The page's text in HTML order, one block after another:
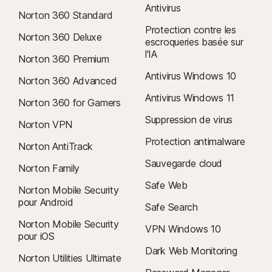
l'avance un e-mail indiquant le prix du renouvellement.
Les prix de renouvellement
initial et sont susceptibles d'être modifiés. Vous pouvez annuler le
dansvotre compteou en
nous contactant ici .
Annulation et remboursement
et demander un remboursement complet dans les 14 jours suivant
suivant le paiement pour les abonnements annuels. Pour plus
d'informations, consultez notre
Pour annuler votre contrat ou demander un remboursement,
Offre soumise à restrictions. Pour bénéficier du service de suppression
de virus, vous devez disposer d'un abonnement de sécurité de l'appareil
avec antivirus à renouvellement automatique. Voir
Norton.com/virus-protection-promise pour plus d'informations.
Norton 360 Standard
Norton 360 Deluxe
Norton 360 Premium
Norton 360 Advanced
Norton 360 for Gamers
Norton VPN
Norton AntiTrack
Norton Family
Norton Mobile Security
pour Android
Norton Mobile Security
pour iOS
Norton Utilities Ultimate
Antivirus
Protection contre les
escroqueries basée sur
l'IA
Antivirus Windows 10
Antivirus Windows 11
Suppression de virus
Protection antimalware
Sauvegarde cloud
Safe Web
Safe Search
VPN Windows 10
Dark Web Monitoring